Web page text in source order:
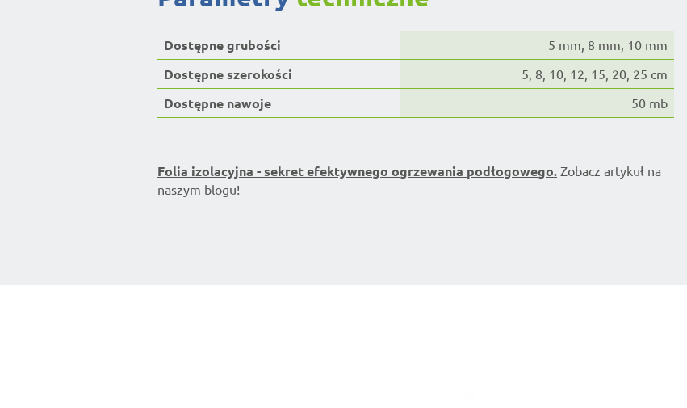
Dostępne grubości 5 mm, 8 mm, 10 mm
Dostępne szerokości 5, 8, 10, 12, 15, 20, 25 cm
Dostępne nawoje 50 mb
Folia izolacyjna - sekret efektywnego ogrzewania podłogowego. Zobacz artykuł na
naszym blogu!